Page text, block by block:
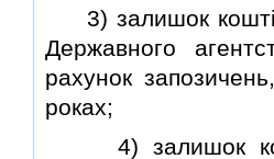
3) залишок
Державного
рахунок
роках;
4) залишок